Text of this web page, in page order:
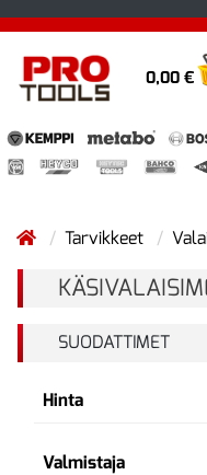
0,00 €
Tarvikkeet
SUODATTIMET
Hinta
Valmistaja